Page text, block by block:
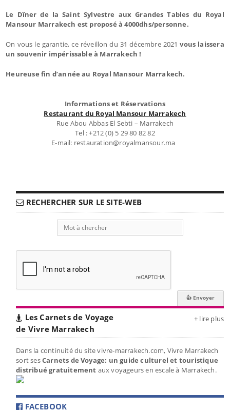
Le Dîner de la Saint Sylvestre aux Grandes Tables du Royal
Mansour Marrakech est proposé à 4000dhs/personne.
On vous le garantie, ce réveillon du 31 décembre 2021vous laissera
un souvenir impérissable à Marrakech !
Heureuse fin d’année au Royal Mansour Marrakech.
Informations et Réservations
Restaurant du Royal Mansour Marrakech
Rue Abou Abbas El Sebti – Marrakech
Tel : +212 (0) 5 29 80 82 82
E-mail: restauration@royalmansour.ma
RECHERCHER SUR LE SITE-WEB
Les Carnets de Voyage
de Vivre Marrakech
+ lire plus
Dans la continuité du site vivre-marrakech.com, Vivre Marrakech
sort sesCarnets de Voyage: un guide culturel et touristique
distribué gratuitement aux voyageurs en escale à Marrakech.
FACEBOOK